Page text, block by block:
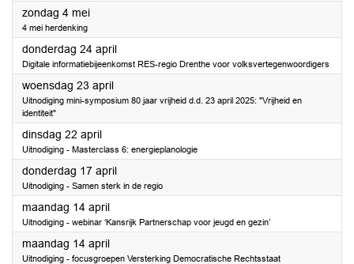
zondag 4 mei2025
4 mei herdenking
donderdag 24 april2025
Digitale informatiebijeenkomst RES-regio Drenthe voor volksvertegenwoordigers
woensdag 23 april2025
Uitnodiging mini-symposium 80 jaar vrijheid d.d. 23 april 2025: "Vrijheid en
identiteit"
dinsdag 22 april2025
Uitnodiging - Masterclass 6: energieplanologie
donderdag 17 april2025
Uitnodiging - Samen sterk in de regio
maandag 14 april2025
Uitnodiging - webinar ‘Kansrijk Partnerschap voor jeugd en gezin’
maandag 14 april2025
Uitnodiging - focusgroepen Versterking Democratische Rechtsstaat